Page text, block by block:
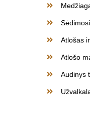
Atlošas
Atlošo
Audinys